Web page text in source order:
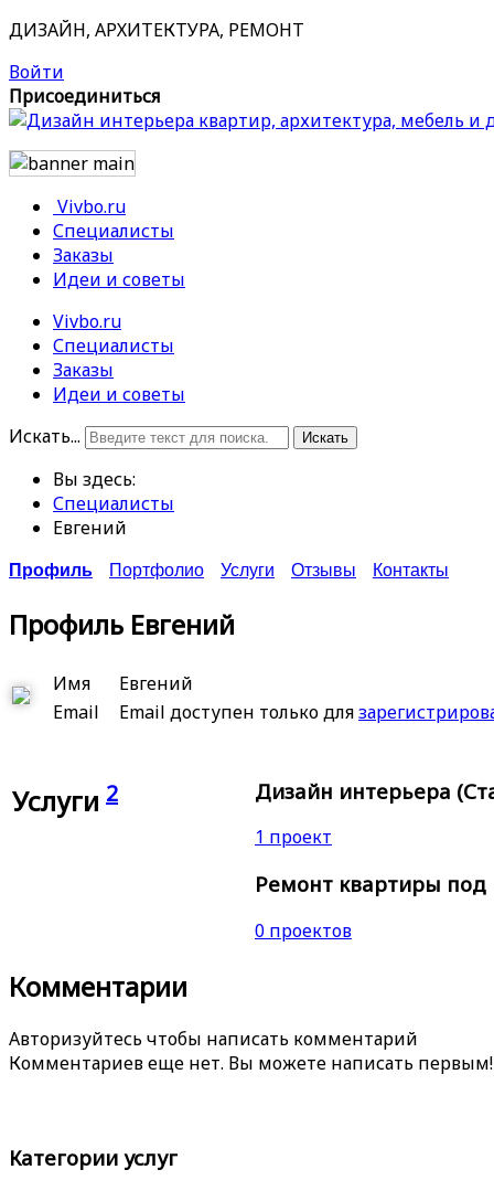
ДИЗАЙН, АРХИТЕКТУРА, РЕМОНТ
Войти
Присоединиться
Vivbo.ru
Специалисты
Заказы
Идеи и советы
Vivbo.ru
Специалисты
Заказы
Идеи и советы
Искать...
Искать
Вы здесь:
Специалисты
Евгений
Профиль Портфолио Услуги Отзывы Контакты
Профиль Евгений
Имя
Евгений
Email
Email доступен только для
Услуги 2 Дизайн интерьера
1 проект
Ремонт квартиры под
0 проектов
Комментарии
Авторизуйтесь чтобы написать комментарий
Комментариев еще нет. Вы можете написать первым!
Категории услуг